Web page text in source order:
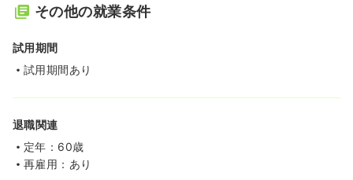
その他の就業条件
試用期間
試用期間あり
退職関連
定年：60歳
再雇用：あり